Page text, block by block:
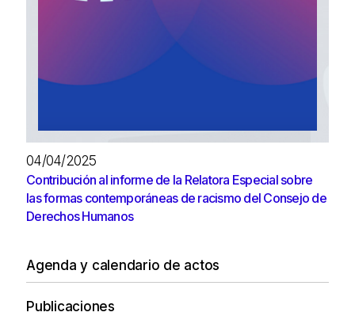
04/04/2025
Contribución al informe de la Relatora Especial sobre
las formas contemporáneas de racismo del Consejo de
Derechos Humanos
Agenda y calendario de actos
Publicaciones